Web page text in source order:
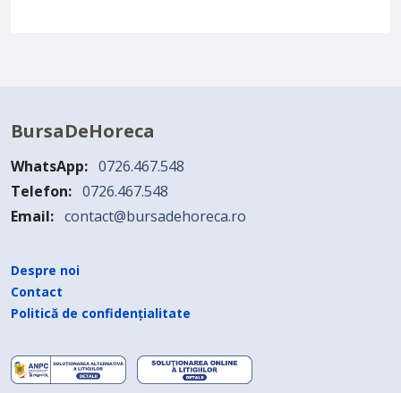
BursaDeHoreca
WhatsApp: 0726.467.548
Telefon: 0726.467.548
Email: contact@bursadehoreca.ro
Despre noi
Contact
Politică de confidențialitate